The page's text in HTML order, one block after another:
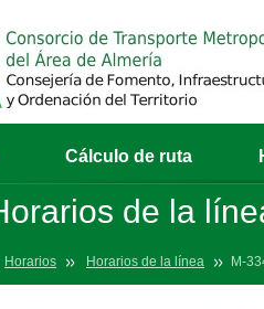
Cálculo de ruta
de la
Horarios Horarios de la línea M-